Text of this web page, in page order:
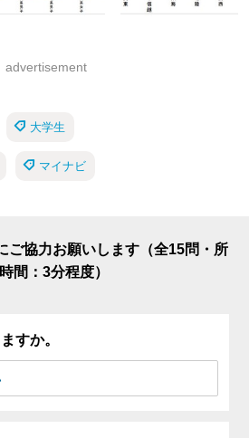
advertisement
大学生
マイナビ
ご協力お願いします（全15問・所
間：3分程度）
すか。